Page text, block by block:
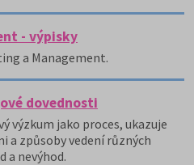
- výpisky
a Management.
dovednosti
výzkum jako proces, ukazuje
a způsoby vedení různých
a nevýhod.